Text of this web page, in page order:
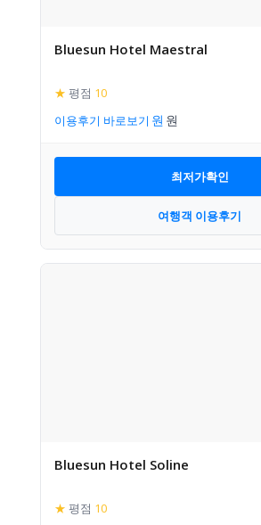
Bluesun Hotel Maestral
★ 평점 10
이용후기 바로보기
최저가확인
여행객 이용후기
Bluesun Hotel Soline
★ 평점 10